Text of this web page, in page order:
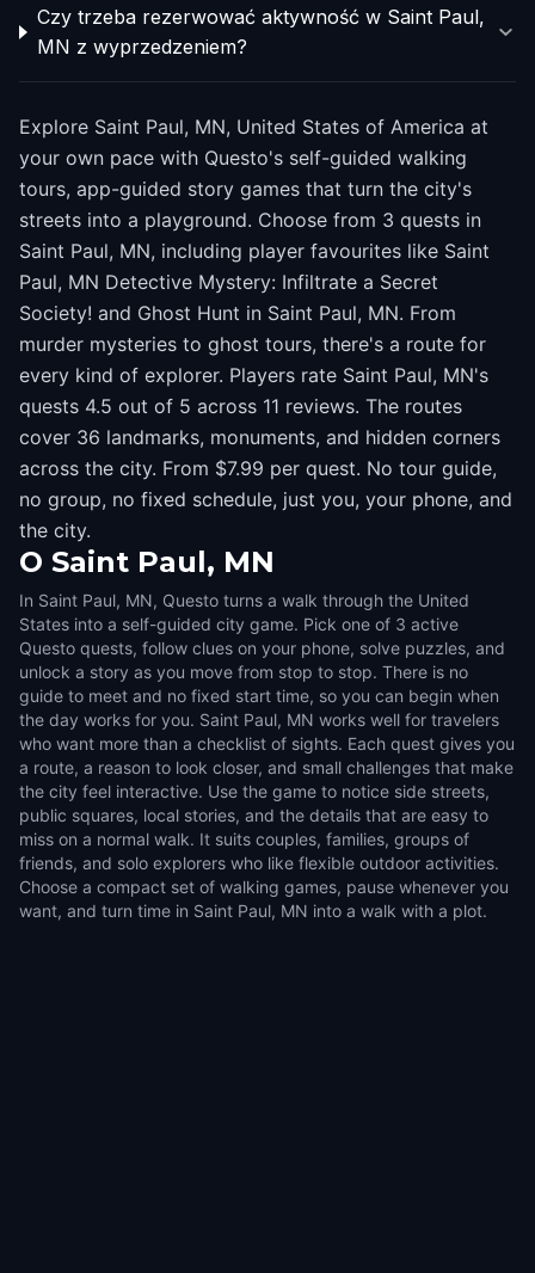
Czy trzeba rezerwować aktywność w Saint Paul,
MN z wyprzedzeniem?
Explore Saint Paul, MN, United States of America at
your own pace with Questo's self-guided walking
tours, app-guided story games that turn the city's
streets into a playground. Choose from 3 quests in
Saint Paul, MN, including player favourites like Saint
Paul, MN Detective Mystery: Infiltrate a Secret
Society! and Ghost Hunt in Saint Paul, MN. From
murder mysteries to ghost tours, there's a route for
every kind of explorer. Players rate Saint Paul, MN's
quests 4.5 out of 5 across 11 reviews. The routes
cover 36 landmarks, monuments, and hidden corners
across the city. From $7.99 per quest. No tour guide,
no group, no fixed schedule, just you, your phone, and
the city.
O Saint Paul, MN
In Saint Paul, MN, Questo turns a walk through the United
States into a self-guided city game. Pick one of 3 active
Questo quests, follow clues on your phone, solve puzzles, and
unlock a story as you move from stop to stop. There is no
guide to meet and no fixed start time, so you can begin when
the day works for you. Saint Paul, MN works well for travelers
who want more than a checklist of sights. Each quest gives you
a route, a reason to look closer, and small challenges that make
the city feel interactive. Use the game to notice side streets,
public squares, local stories, and the details that are easy to
miss on a normal walk. It suits couples, families, groups of
friends, and solo explorers who like flexible outdoor activities.
Choose a compact set of walking games, pause whenever you
want, and turn time in Saint Paul, MN into a walk with a plot.